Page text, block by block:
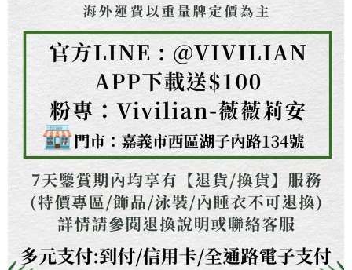
「AFTEE先享後付」，若未經同意申辦者引起之損失，本公司不負相關責
４．使用「AFTEE先享後付」時，將依據個別帳號之用戶狀況，依本公司即
時審查核予不同之上限額度；若仍有額度不足之情形，本公司將視審查結果
請求用戶進行身份認證。
５．嚴禁一人註冊多個帳號或使用他人資訊註冊。若發現惡意使用之情形，
恩沛科技股份有限公司將有權停止該用戶之使用額度並採取法律行動。